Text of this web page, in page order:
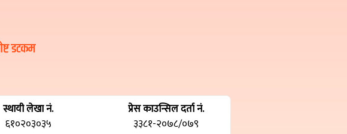
डटकम
स्थायी लेखा नं.
६१०२०३०३५
प्रेस काउन्सिल दर्ता नं.
३३८१-२०७८/०७९